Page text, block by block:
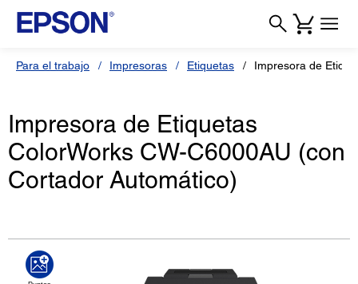
Para el trabajo Impresoras Etiquetas Impresora de
Impresora de Etiquetas
ColorWorks CW-C6000AU (con
Cortador Automático)